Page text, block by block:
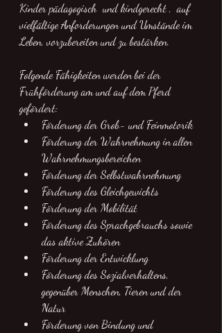
Kinder pädagogisch  und kindgerecht ,  auf
vielfältige Anforderungen und Umstände im
Leben, vorzubereiten und zu bestärken.
Folgende Fähigkeiten werden bei der
Frühförderung am und auf dem Pferd
gefördert:
Förderung der Grob- und Feinmotorik
Förderung der Wahrnehmung in allen
Wahrnehmungsbereichen
Förderung der Selbstwahrnehmung
Förderung des Gleichgewichts
Förderung der Mobilität
Förderung des Sprachgebrauchs sowie
das aktive Zuhören
Förderung der Entwicklung
Förderung des Sozialverhaltens,
gegenüber Menschen, Tieren und der
Natur
Förderung von Bindung und